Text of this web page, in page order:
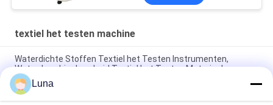
textiel het testen machine
Waterdichte Stoffen Textiel het Testen Instrumenten,
Waterdoordringbaarheid Textiel het Testen Materiaal
Volledig Automatisch de Doordringbaarheidsmeetapparaat
Luna